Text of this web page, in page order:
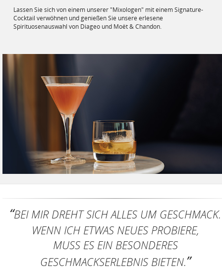
Lassen Sie sich von einem unserer "Mixologen" mit einem Signature-
Cocktail verwöhnen und genießen Sie unsere erlesene
Spirituosenauswahl von Diageo und Moët & Chandon.
BEI MIR DREHT SICH ALLES UM GESCHMACK.
WENN ICH ETWAS NEUES PROBIERE,
MUSS ES EIN BESONDERES
GESCHMACKSERLEBNIS BIETEN.